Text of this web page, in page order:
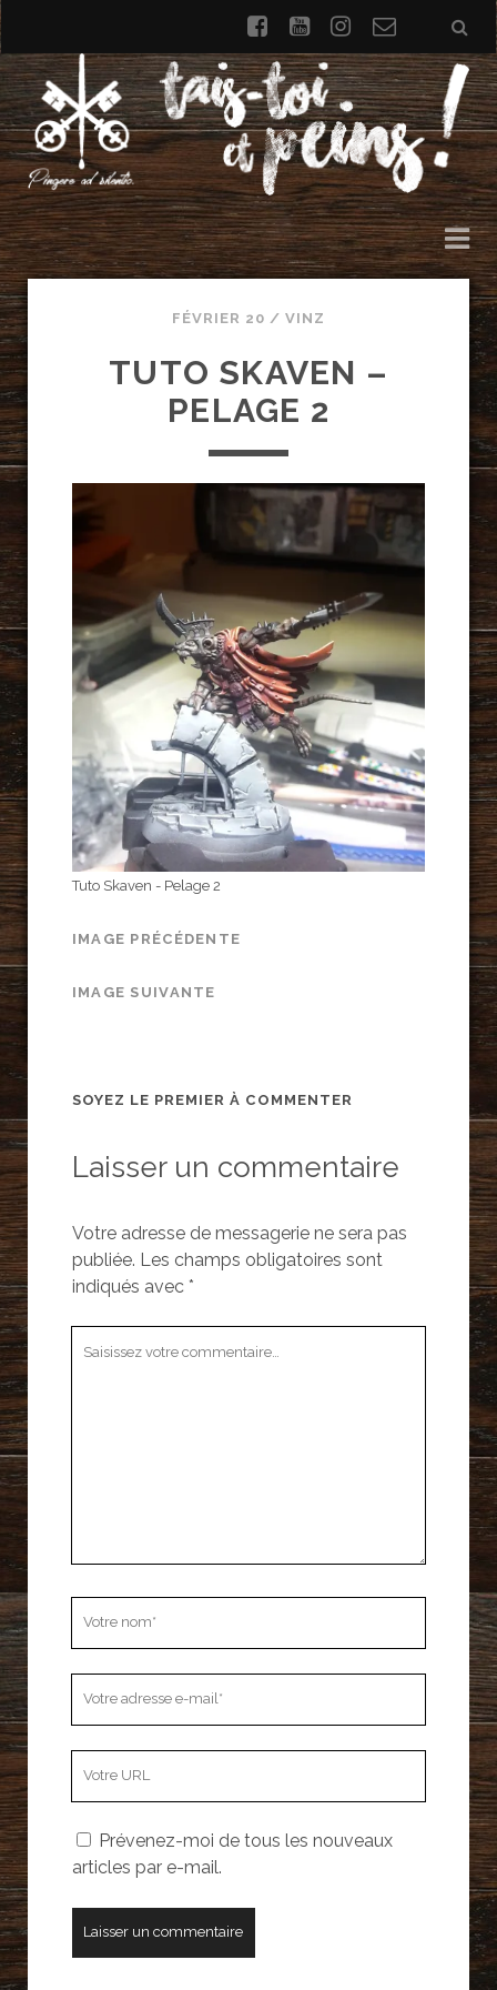
facebookyoutubeinstagram
de
contact
FÉVRIER 20 /VINZ
TUTO SKAVEN –
PELAGE 2
Tuto Skaven - Pelage 2
IMAGE PRÉCÉDENTE
IMAGE SUIVANTE
SOYEZ LE PREMIER À COMMENTER
Laisser un commentaire
Votre adresse de messagerie ne sera pas
publiée. Les champs obligatoires sont
indiqués avec *
mail
votre
site
Prévenez-moi de tous les nouveaux
articles par e-mail.